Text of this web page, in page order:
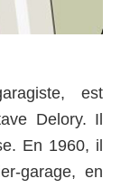
est
Delory. Il
En 1960, il
garage, en